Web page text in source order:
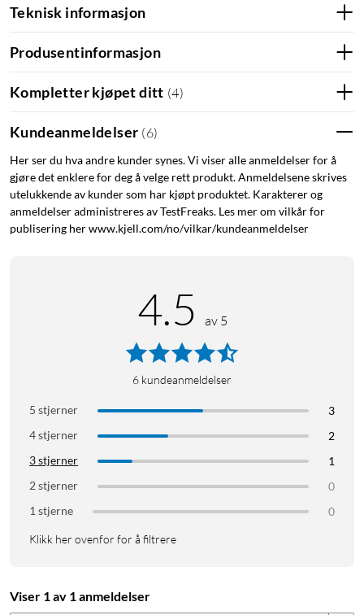
På agood companys hjemmeside finner du mer informasjon
om agood loop™ og hvordan du returnerer produktet ditt når
Spesifikasjoner
Vekt: 45 g
Beskyttelsesnivå: 3 m fallbeskyttelse
MagSafe-kompatibelt: Kompatibel med den ekstra MagSafe-
ringen (selges separat)
Materiale:
63 % biobasert Oleatex-materiale, laget av biprodukter fra
Materialkilde og produksjonsland: Tyrkia
Forpakning: FSC-sertifisert gjenvunnet kartong
End of life: Kan gjenvinnes, les mer om agood loop
Teknisk informasjon
Produsentinformasjon
Kompletter kjøpet ditt (4)
Kundeanmeldelser (6)
Her ser du hva andre kunder synes. Vi viser alle anmeldelser for å
gjøre det enklere for deg å velge rett produkt. Anmeldelsene skrives
utelukkende av kunder som har kjøpt produktet. Karakterer og
anmeldelser administreres av TestFreaks. Les mer om vilkår for
publisering her www.kjell.com/no/vilkar/kundeanmeldelser
4.5 av 5
6 kundeanmeldelser
5 stjerner
3
4 stjerner
2
3 stjerner
1
2 stjerner
0
1 stjerne
0
Klikk her ovenfor for å filtrere
Viser 1 av 1 anmeldelser